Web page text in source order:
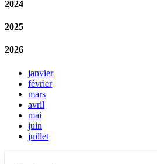
2024
2025
2026
janvier
février
mars
avril
mai
juin
juillet